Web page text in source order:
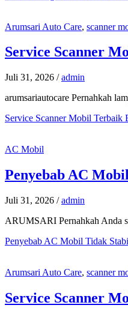
Arumsari Auto Care, scanner
Service Scanner
Juli 31, 2026 /admin
arumsariautocare Pernahkah
Service Scanner Mobil Terbaik
AC Mobil
Penyebab AC
Juli 31, 2026 /admin
ARUMSARI Pernahkah Anda
Penyebab AC Mobil Tidak
Arumsari Auto Care, scanner
Service Scanner